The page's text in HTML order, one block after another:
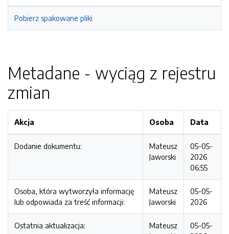
Pobierz spakowane pliki
Metadane - wyciąg z rejestru
zmian
Akcja Osoba Data
Dodanie dokumentu:
Mateusz
Jaworski
05-05-
2026
06:55
Osoba, która wytworzyła informację
lub odpowiada za treść informacji:
Mateusz
Jaworski
05-05-
2026
Ostatnia aktualizacja:
Mateusz
05-05-